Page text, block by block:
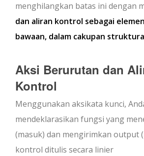
menghilangkan batas ini dengan
dan aliran kontrol sebagai
bawaan, dalam cakupan
Aksi Berurutan dan
Kontrol
Menggunakanaksikata kunci,
mendeklarasikan fungsi yang
(masuk) dan mengirimkan output (
kontrol ditulis secara linier